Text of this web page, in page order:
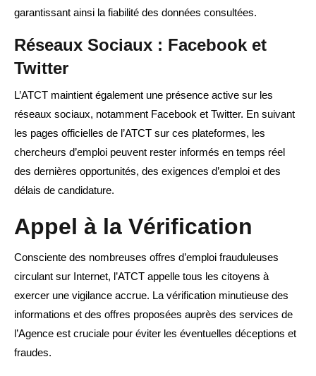
garantissant ainsi la fiabilité des données consultées.
Réseaux Sociaux : Facebook et
Twitter
L’ATCT maintient également une présence active sur les
réseaux sociaux, notamment Facebook et Twitter. En suivant
les pages officielles de l’ATCT sur ces plateformes, les
chercheurs d’emploi peuvent rester informés en temps réel
des dernières opportunités, des exigences d’emploi et des
délais de candidature.
Appel à la Vérification
Consciente des nombreuses offres d’emploi frauduleuses
circulant sur Internet, l’ATCT appelle tous les citoyens à
exercer une vigilance accrue. La vérification minutieuse des
informations et des offres proposées auprès des services de
l’Agence est cruciale pour éviter les éventuelles déceptions et
fraudes.